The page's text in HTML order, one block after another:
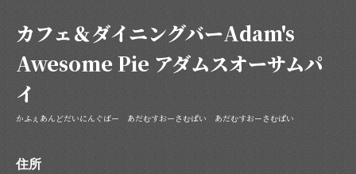
カフェ＆ダイニングバーAdam's
Awesome Pie アダムスオーサムパ
イ
かふぇあんどだいにんぐばー あだむすおーさむぱい あだむすおーさむぱい
住所